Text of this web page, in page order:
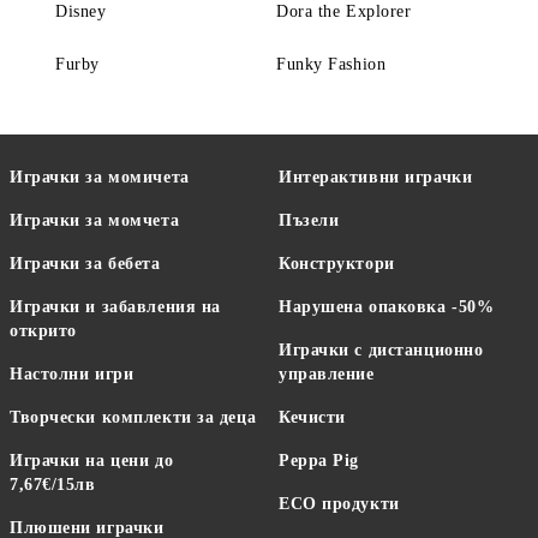
Disney Dora the Explorer
Furby Funky Fashion
Играчки за момичета
Играчки за момчета
Играчки за бебета
Играчки и забавления на
открито
Настолни игри
Творчески комплекти за деца
Играчки на цени до
7,67€/15лв
Плюшени играчки
Интерактивни играчки
Пъзели
Конструктори
Нарушена опаковка -50%
Играчки с дистанционно
управление
Кечисти
Peppa Pig
ECO продукти